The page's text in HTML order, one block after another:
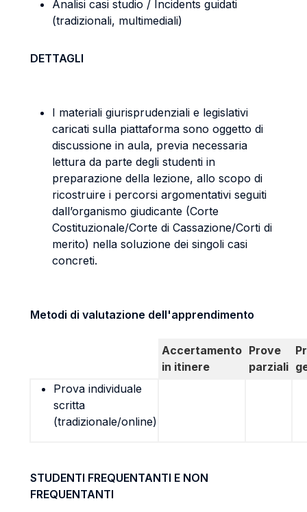
Analisi casi studio / Incidents guidati
(tradizionali, multimediali)
DETTAGLI
I materiali giurisprudenziali e legislativi
caricati sulla piattaforma sono oggetto di
discussione in aula, previa necessaria
lettura da parte degli studenti in
preparazione della lezione, allo scopo di
ricostruire i percorsi argomentativi seguiti
dall’organismo giudicante (Corte
Costituzionale/Corte di Cassazione/Corti di
merito) nella soluzione dei singoli casi
concreti.
Metodi di valutazione dell'apprendimento
Accertamento
in itinere
Prove
parziali
Prova individuale
scritta
(tradizionale/online)
STUDENTI FREQUENTANTI E NON
FREQUENTANTI